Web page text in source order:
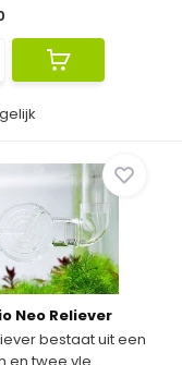
Neo Reliever
bestaat uit een